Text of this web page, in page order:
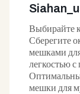
Выбирайте
Сберегите
мешками
легкостью
мешки для